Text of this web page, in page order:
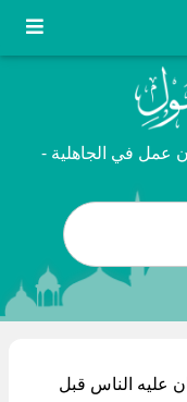
عمل في الجاهلية -
عليه الناس قبل